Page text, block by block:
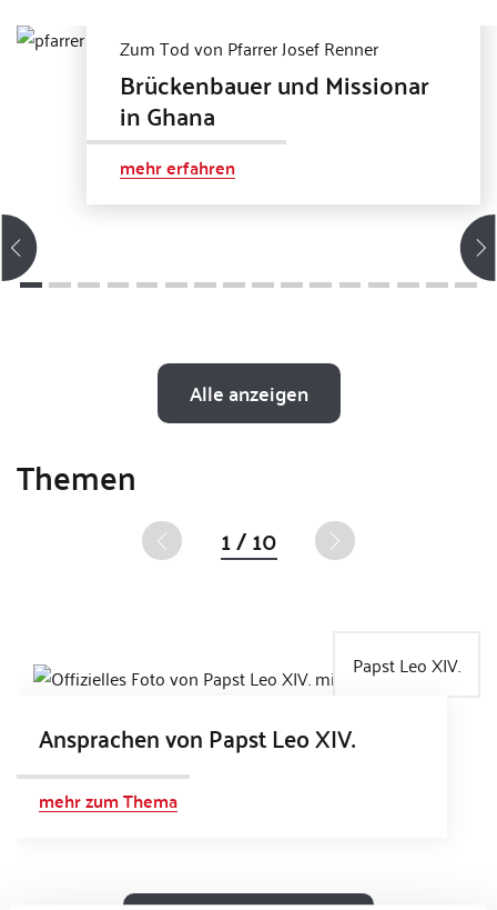
Zum Tod von Pfarrer Josef Renner
Brückenbauer und Missionar
in Ghana
mehr erfahren
Alle anzeigen
Themen
1 / 10
Papst Leo XIV.
Ansprachen von Papst Leo XIV.
mehr zum Thema